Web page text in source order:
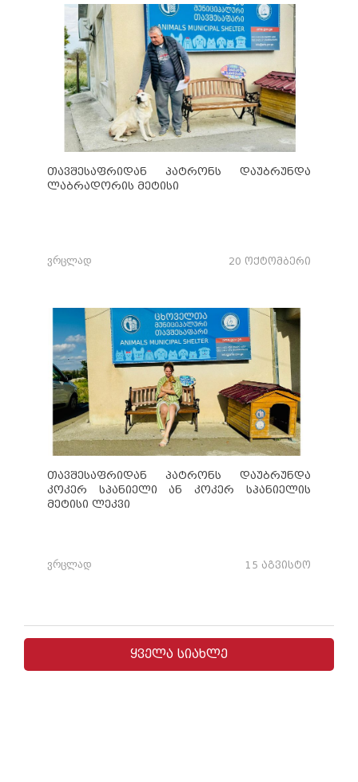
თავშესაფრიდან პატრონს დაუბრუნდა
ლაბრადორის მეტისი
20 ოქტომბერი
ვრცლად
თავშესაფრიდან პატრონს დაუბრუნდა
კოკერ სპანიელი ან კოკერ სპანიელის
მეტისი ლეკვი
15 აგვისტო
ვრცლად
ყველა სიახლე